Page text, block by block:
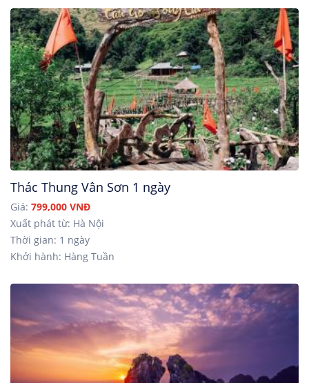
Thác Thung Vân Sơn 1 ngày
Giá: 799,000 VNĐ
Xuất phát từ: Hà Nội
Thời gian: 1 ngày
Khởi hành: Hàng Tuần